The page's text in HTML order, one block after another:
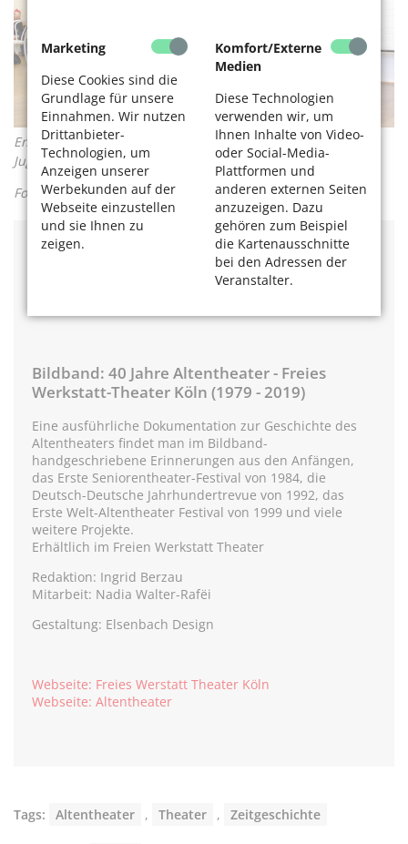
Marketing
Diese Cookies sind die
Grundlage für unsere
Einnahmen. Wir nutzen
Drittanbieter-
Technologien, um
Anzeigen unserer
Werbekunden auf der
Webseite einzustellen
und sie Ihnen zu
zeigen.
Komfort/Externe
Medien
Diese Technologien
verwenden wir, um
Ihnen Inhalte von Video-
oder Social-Media-
Plattformen und
anderen externen Seiten
anzuzeigen. Dazu
gehören zum Beispiel
die Kartenausschnitte
bei den Adressen der
Veranstalter.
Endlich kommt der schönste Teil: Die Tänze der eigenen
Jugend.
Fotos: Antje Schlenker-Kortum
Freies Werkstatt Theater Köln e.V.
Bildband: 40 Jahre Altentheater - Freies
Werkstatt-Theater Köln (1979 - 2019)
Eine ausführliche Dokumentation zur Geschichte des
Altentheaters findet man im Bildband-
handgeschriebene Erinnerungen aus den Anfängen,
das Erste Seniorentheater-Festival von 1984, die
Deutsch-Deutsche Jahrhundertrevue von 1992, das
Erste Welt-Altentheater Festival von 1999 und viele
weitere Projekte.
Erhältlich im Freien Werkstatt Theater
Redaktion: Ingrid Berzau
Mitarbeit: Nadia Walter-Rafëi
Gestaltung: Elsenbach Design
Webseite: Freies Werstatt Theater Köln
Webseite: Altentheater
Tags: Altentheater , Theater , Zeitgeschichte